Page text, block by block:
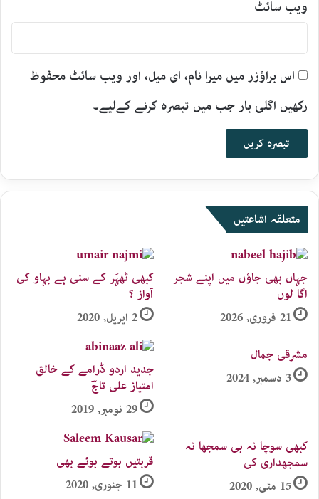
ویب‌ سائٹ
اس براؤزر میں میرا نام، ای میل، اور ویب سائٹ محفوظ
رکھیں اگلی بار جب میں تبصرہ کرنے کےلیے۔
متعلقہ اشاعتیں
جہاں بھی جاؤں میں اپنے شجر
اگا لوں
21 فروری, 2026
کبھی ٹھہَر کے سنی ہے بہاو کی
آواز ؟
2 اپریل, 2020
مشرقی جمال
3 دسمبر, 2024
جدید اردو ڈرامے کے خالق
امتیاز علی تاجؔ
29 نومبر, 2019
کبھی سوچا نہ ہی سمجھا نہ
سمجھداری کی
15 مئی, 2020
قربتیں ہوتے ہوئے بھی
11 جنوری, 2020